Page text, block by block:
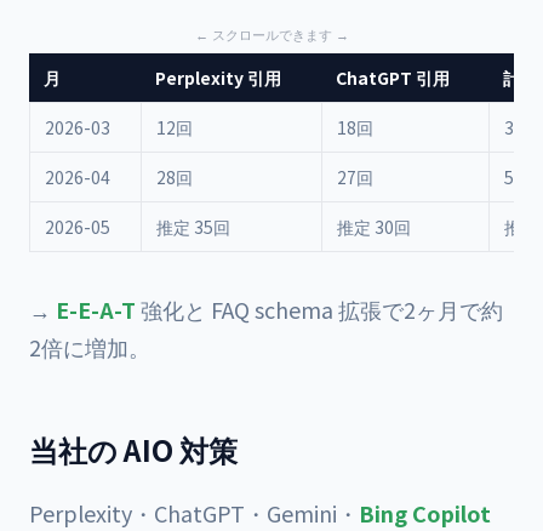
月 Perplexity 引用 ChatGPT 引用 計
2026-03 12回 18回 30回
2026-04 28回 27回 55回
2026-05 推定 35回 推定 30回 推定
→ E-E-A-T強化と FAQ schema 拡張で2ヶ月で約
2倍に増加。
当社の AIO 対策
Perplexity・ChatGPT・Gemini・ Bing Copilot